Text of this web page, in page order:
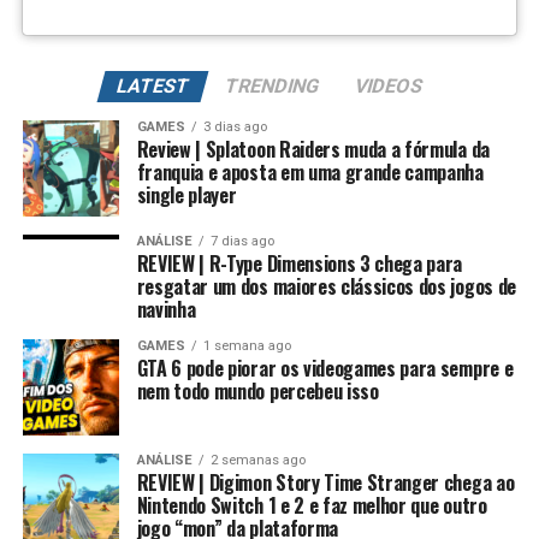
Essa mudança também pode representar um passo
importante para o futuro da franquia. Durante muitos
anos, Splatoon foi visto principalmente como um jogo
competitivo, mas Splatoon Raiders mostra que existe
espaço para expandir esse universo com uma campanha
mais ambiciosa e cheia de conteúdo. Caso a recepção dos
jogadores seja positiva, é bem possível que a Nintendo
continue investindo nesse formato e transforme o modo
história em um dos pilares da série daqui para frente.
No fim das contas, fica a sensação de que Splatoon
Raiders funciona como um grande laboratório para o
Além de evoluir seus Digimons para formas mais
poderosas, também é possívelregredir a evolução
para fortalecer permanentemente seus atributos.
Na prática, um Digimon pode voltar para sua forma
inicial, mantendo um potencial muito maior. Conforme
você repete esse processo, desbloqueia novas linhas
evolutivas e aumenta bastante os atributos, permitindo
alcançar formas como Campeão, Ultimate e Mega com
estatísticas cada vez melhores.
É um sistema profundo que recompensa quem gosta de
montar equipes fortes e experimentar diferentes
árvores evolutivas.
LATEST TRENDING VIDEOS
GAMES 3 dias ago
Review | Splatoon Raiders muda a fórmula da
franquia e aposta em uma grande campanha
single player
ANÁLISE 7 dias ago
REVIEW | R-Type Dimensions 3 chega para
resgatar um dos maiores clássicos dos jogos de
navinha
GAMES 1 semana ago
GTA 6 pode piorar os videogames para sempre e
nem todo mundo percebeu isso
ANÁLISE 2 semanas ago
REVIEW | Digimon Story Time Stranger chega ao
Nintendo Switch 1 e 2 e faz melhor que outro
jogo “mon” da plataforma